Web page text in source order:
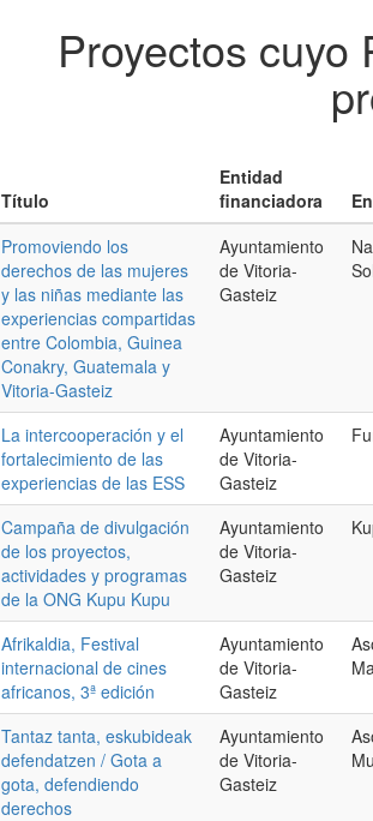
Proyectos
Título
Entidad
financiadora
Promoviendo los
derechos de las mujeres
y las niñas mediante las
experiencias compartidas
entre Colombia, Guinea
Conakry, Guatemala y
Vitoria-Gasteiz
Ayuntamiento
de Vitoria-
Gasteiz
La intercooperación y el
fortalecimiento de las
experiencias de las ESS
Ayuntamiento
de Vitoria-
Gasteiz
Campaña de divulgación
de los proyectos,
actividades y programas
de la ONG Kupu Kupu
Ayuntamiento
de Vitoria-
Gasteiz
Afrikaldia, Festival
internacional de cines
africanos, 3ª edición
Ayuntamiento
de Vitoria-
Gasteiz
Tantaz tanta, eskubideak
defendatzen / Gota a
gota, defendiendo
derechos
Ayuntamiento
de Vitoria-
Gasteiz